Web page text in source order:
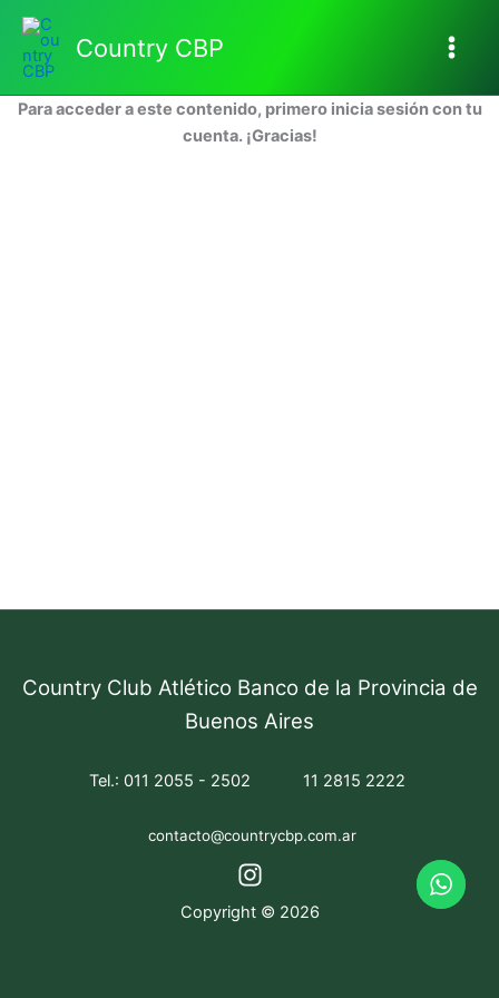
contenido
Country CBP
Para acceder a este contenido, primero inicia sesión con tu
cuenta. ¡Gracias!
Country Club Atlético Banco de la Provincia de
Buenos Aires
Tel.: 011 2055 - 2502 11 2815 2222
contacto@countrycbp.com.ar
Copyright © 2026